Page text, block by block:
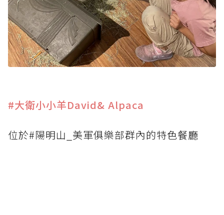
#大衛小小羊David& Alpaca
位於#陽明山_美軍俱樂部群內的特色餐廳